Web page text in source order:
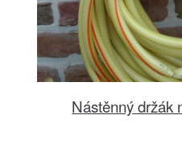
Nástěnný držák